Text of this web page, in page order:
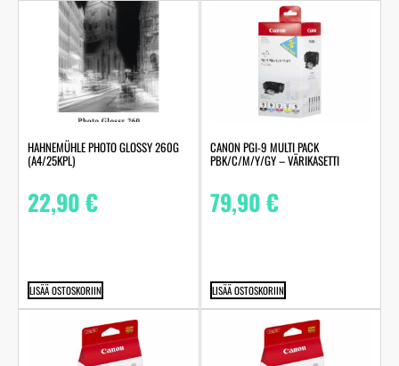
HAHNEMÜHLE PHOTO GLOSSY 260G
(A4/25KPL)
22,90€
LISÄÄ OSTOSKORIIN
CANON PGI-9 MULTI PACK
PBK/C/M/Y/GY – VÄRIKASETTI
79,90€
LISÄÄ OSTOSKORIIN